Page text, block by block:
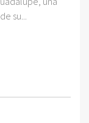
su...